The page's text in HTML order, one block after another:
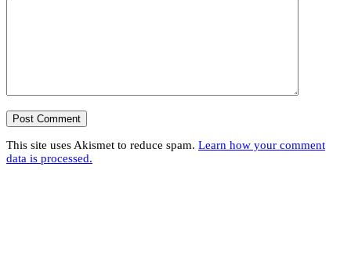
This site uses Akismet to reduce spam. Learn how your comment
data is processed.